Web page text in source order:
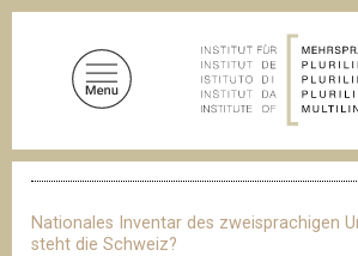
D
a
d
Nationales Inventar des zweisprachigen
steht die Schweiz?